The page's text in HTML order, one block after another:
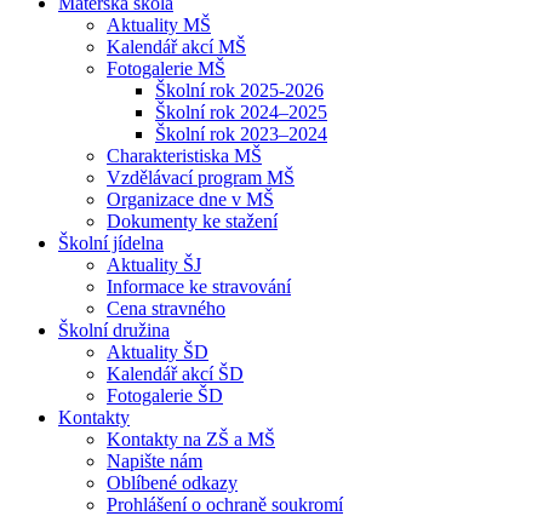
Aktuality MŠ
Kalendář akcí MŠ
Fotogalerie MŠ
Školní rok 2025-2026
Školní rok 2024–2025
Školní rok 2023–2024
Charakteristiska MŠ
Vzdělávací program MŠ
Organizace dne v MŠ
Dokumenty ke stažení
Školní jídelna
Aktuality ŠJ
Informace ke stravování
Cena stravného
Školní družina
Aktuality ŠD
Kalendář akcí ŠD
Fotogalerie ŠD
Kontakty
Kontakty na ZŠ a MŠ
Napište nám
Oblíbené odkazy
Prohlášení o ochraně soukromí